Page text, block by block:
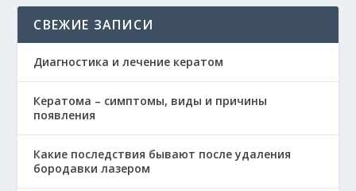
СВЕЖИЕ ЗАПИСИ
Диагностика и лечение кератом
Кератома – симптомы, виды и причины
появления
Какие последствия бывают после удаления
бородавки лазером